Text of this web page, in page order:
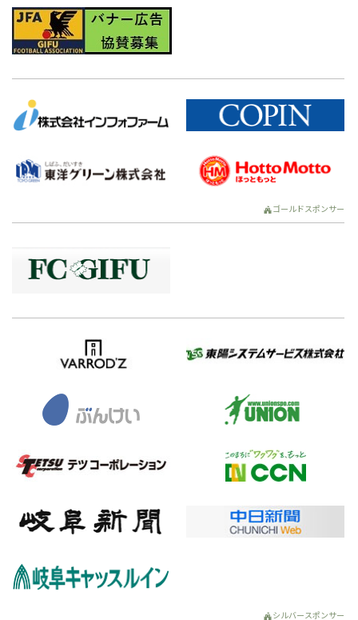
ゴールドスポンサー
シルバースポンサー